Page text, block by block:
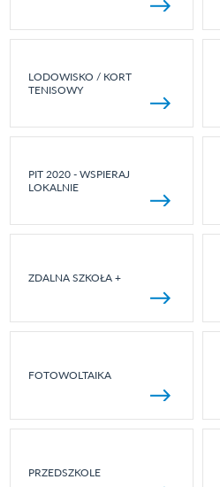
LODOWISKO / KORT
TENISOWY
PIT 2020 - WSPIERAJ
LOKALNIE
ZDALNA SZKOŁA +
FOTOWOLTAIKA
PRZEDSZKOLE